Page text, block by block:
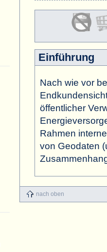
Einführung
Nach wie vor
öffentlicher
Rahmen
von Geodaten
nach oben